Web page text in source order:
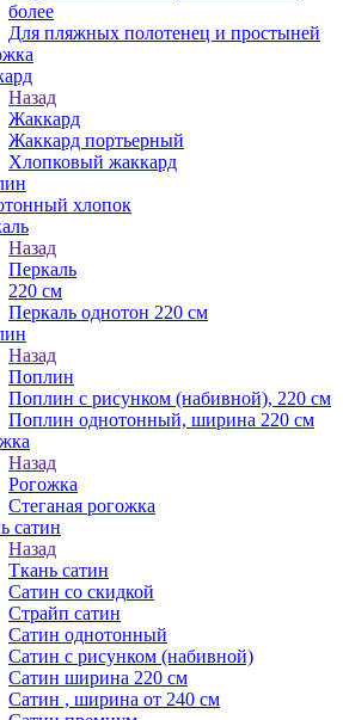
более
Для пляжных полотенец и простыней
Назад
Жаккард
Жаккард портьерный
Хлопковый жаккард
хлопок
Назад
Перкаль
220 см
Перкаль однотон 220 см
Назад
Поплин
Поплин с рисунком (набивной), 220 см
Поплин однотонный, ширина 220 см
Назад
Рогожка
Стеганая рогожка
сатин
Назад
Ткань сатин
Сатин со скидкой
Страйп сатин
Сатин однотонный
Сатин с рисунком (набивной)
Сатин ширина 220 см
Сатин , ширина от 240 см